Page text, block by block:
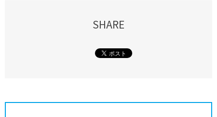
SHARE